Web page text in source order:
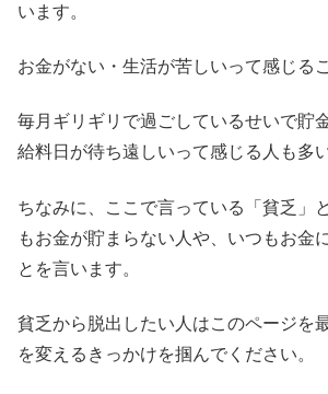
います。
お金がない・生活が苦しいって感じる
毎月ギリギリで過ごしているせいで貯
給料日が待ち遠しいって感じる人も多
ちなみに、ここで言っている「貧乏」
もお金が貯まらない人や、いつもお金
とを言います。
貧乏から脱出したい人はこのページを
を変えるきっかけを掴んでください。